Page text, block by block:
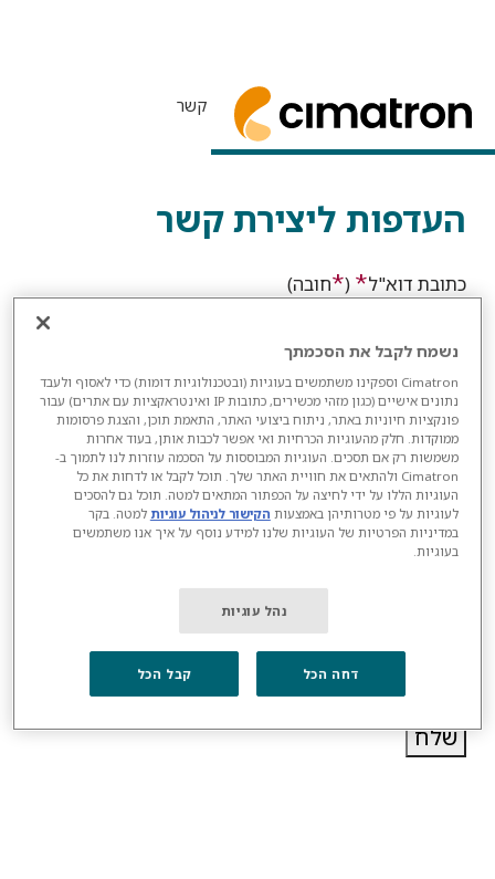
דף הבית>דף הבית> העדפות ליצירת קשר
העדפות ליצירת קשר
כתובת דוא"ל*
(
*חובה)
מדינה*
תת-מחלקה*
*
לא
שלח
נשמח לקבל את הסכמתך
Cimatron וספקינו משתמשים בעוגיות (ובטכנולוגיות דומות) כדי לאסוף ולעבד
נתונים אישיים (כגון מזהי מכשירים, כתובות IP ואינטראקציות עם אתרים) עבור
פונקציות חיוניות באתר, ניתוח ביצועי האתר, התאמת תוכן, והצגת פרסומות
ממוקדות. חלק מהעוגיות הכרחיות ואי אפשר לכבות אותן, בעוד אחרות
משמשות רק אם תסכים. העוגיות המבוססות על הסכמה עוזרות לנו לתמוך ב-
Cimatron ולהתאים את חוויית האתר שלך. תוכל לקבל או לדחות את כל
העוגיות הללו על ידי לחיצה על הכפתור המתאים למטה. תוכל גם להסכים
לעוגיות על פי מטרותיהן באמצעות הקישור לניהול עוגיות למטה. בקר
במדיניות הפרטיות של העוגיות שלנו למידע נוסף על איך אנו משתמשים
בעוגיות.
נהל עוגיות
דחה הכל קבל הכל